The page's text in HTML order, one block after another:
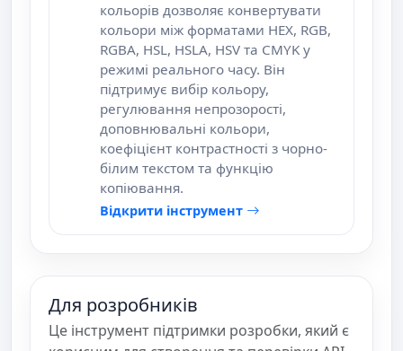
кольорів дозволяє конвертувати
кольори між форматами HEX, RGB,
RGBA, HSL, HSLA, HSV та CMYK у
режимі реального часу. Він
підтримує вибір кольору,
регулювання непрозорості,
доповнювальні кольори,
коефіцієнт контрастності з чорно-
білим текстом та функцію
копіювання.
Відкрити інструмент
Для розробників
Це інструмент підтримки розробки, який є